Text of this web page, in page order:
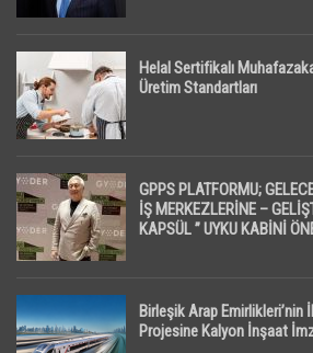
Helal Sertifikalı
Üretim Standartları
GPPS PLATFORMU;
İŞ MERKEZLERİNE –
KAPSÜL ” UYKU KABİNİ
Birleşik Arap Emirlikleri’nin
Projesine Kalyon İnşaat